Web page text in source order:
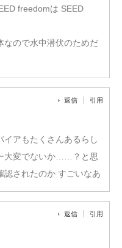
freedomは SEED
なので水中潜伏のためだ
返信 引用
イアもたくさんあるらし
大変でないか……？と思
認されたのか すごいなあ
返信 引用